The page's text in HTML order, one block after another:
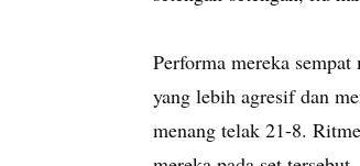
Performa mereka
yang lebih agresif dan
menang telak 21-8.